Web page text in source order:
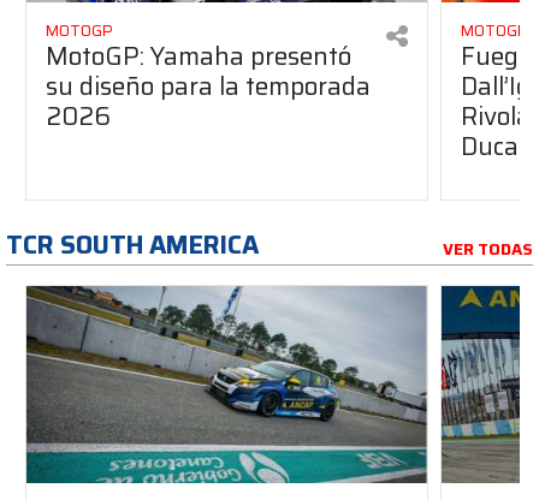
MOTOGP
MotoGP: Yamaha presentó
su diseño para la temporada
2026
MOTOGP
Ducati
TCR SOUTH AMERICA VER TODAS